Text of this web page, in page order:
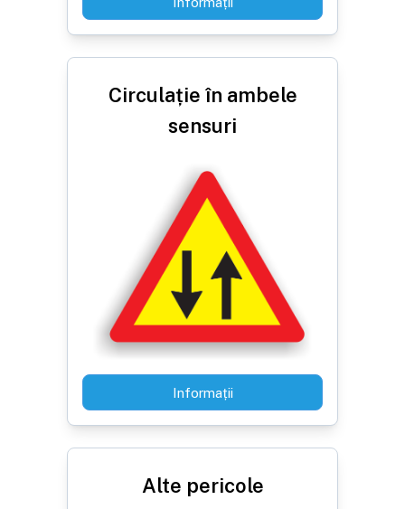
Circulație în ambele
sensuri
Informații
Alte pericole